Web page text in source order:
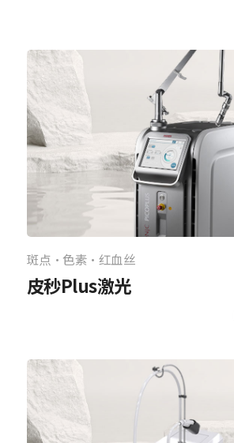
斑点·色素·红血丝
皮秒Plus激光